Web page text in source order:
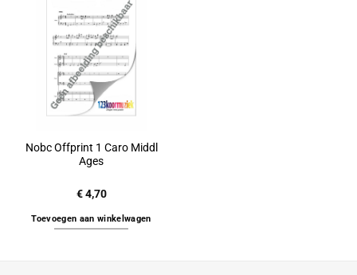
Nobc Offprint 1 Caro Middl
Ages
€4,70
Toevoegen aan winkelwagen